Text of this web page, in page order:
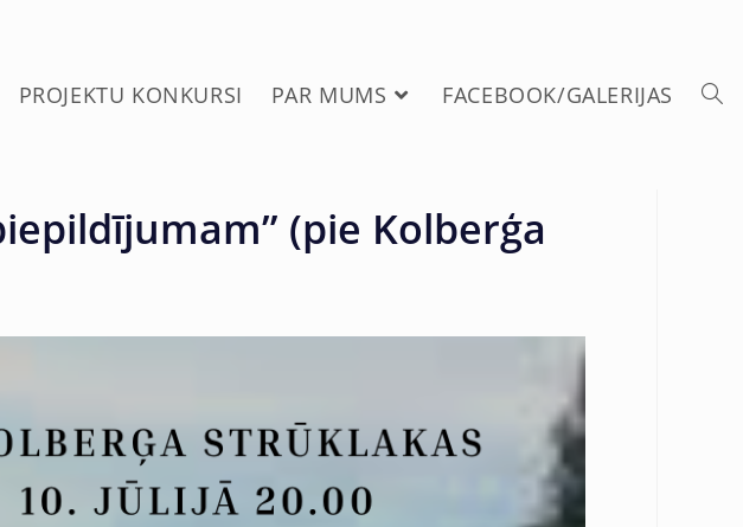
PROJEKTU KONKURSI PAR MUMS FACEBOOK/GALERIJAS
(pie Kolberģa